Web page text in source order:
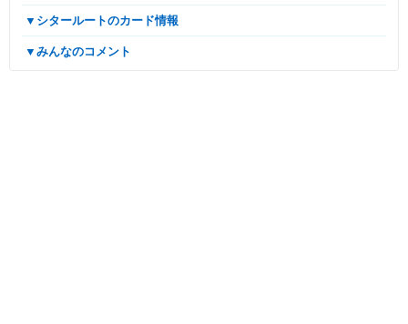
▼シタールートのカード情報
▼みんなのコメント